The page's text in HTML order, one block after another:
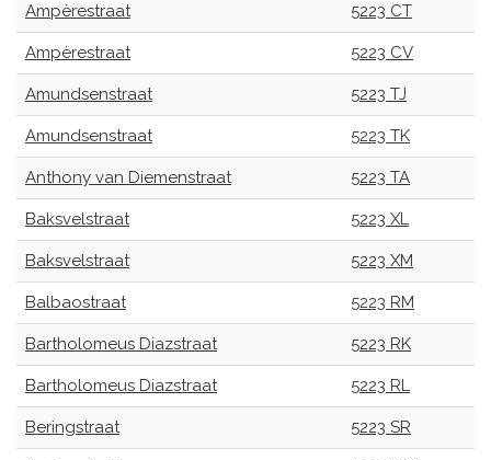
Ampèrestraat 5223 CT
Ampèrestraat 5223 CV
Amundsenstraat 5223 TJ
Amundsenstraat 5223 TK
Anthony van Diemenstraat 5223 TA
Baksvelstraat 5223 XL
Baksvelstraat 5223 XM
Balbaostraat 5223 RM
Bartholomeus Diazstraat 5223 RK
Bartholomeus Diazstraat 5223 RL
Beringstraat 5223 SR